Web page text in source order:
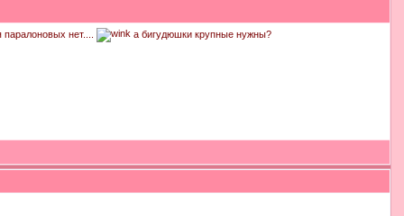
нет.... а бигудюшки крупные нужны?